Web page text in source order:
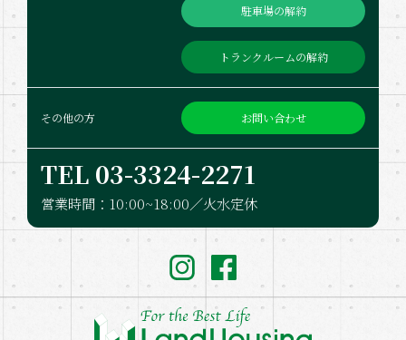
駐車場の解約
トランクルームの解約
その他の方 お問い合わせ
TEL 03-332​4-2271
営業時間：10:00~18:00／火水定休